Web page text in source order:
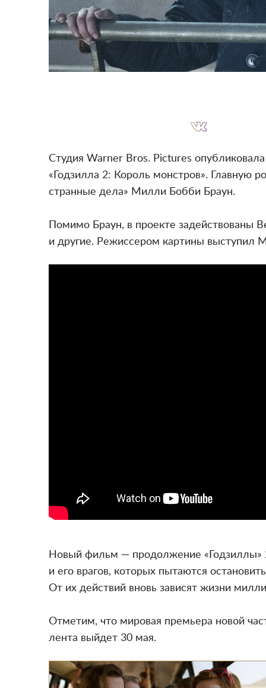
Студия Warner Bros. Pictures
«Годзилла 2: Король монстров». Главную
странные дела» Милли Бобби Браун.
Помимо Браун, в проекте задействованы
и другие. Режиссером картины выступил
Новый фильм — продолжение «Годзиллы»
и его врагов, которых пытаются
От их действий вновь зависят жизни
Отметим, что мировая премьера новой
лента выйдет 30 мая.